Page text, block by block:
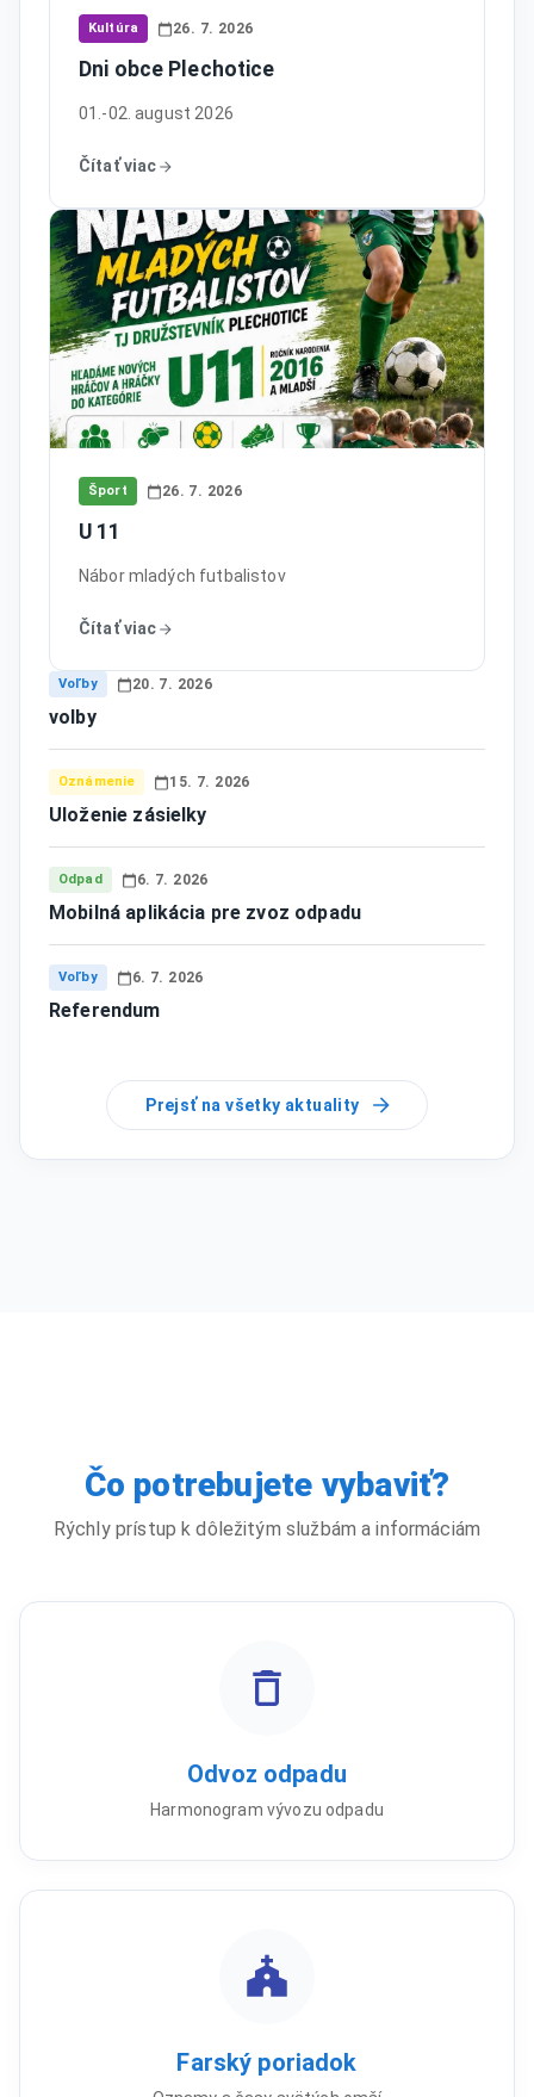
Kultúra 26. 7. 2026
Dni obce Plechotice
01.-02. august 2026
Čítať viac
Šport 26. 7. 2026
U 11
Nábor mladých futbalistov
Čítať viac
Voľby 20. 7. 2026
volby
Oznámenie 15. 7. 2026
Uloženie zásielky
Odpad 6. 7. 2026
Mobilná aplikácia pre zvoz odpadu
Voľby 6. 7. 2026
Referendum
Prejsť na všetky aktuality
Čo potrebujete vybaviť?
Rýchly prístup k dôležitým službám a informáciám
Odvoz odpadu
Harmonogram vývozu odpadu
Farský poriadok